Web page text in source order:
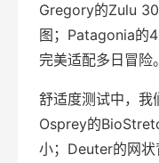
Gregory的Zulu
图；Patagonia的
完美适配多日冒险。
舒适度测试中，我
Osprey的
小；Deuter的网状